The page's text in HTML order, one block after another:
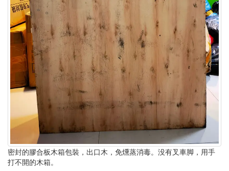
密封的膠合板木箱包裝，出口木，免燻蒸消毒。没有叉車脚，用手
打不開的木箱。